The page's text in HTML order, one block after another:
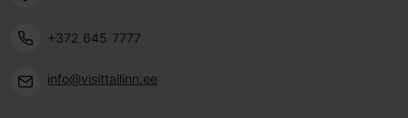
+372 645 7777
info@visittallinn.ee